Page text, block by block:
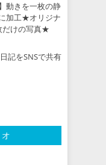
動きを一枚の静
加工★オリジナ
だけの写真★
記をSNSで共有